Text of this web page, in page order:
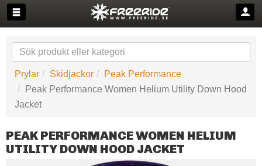
Prylar Skidjackor
Peak Performance
Peak Performance Women Helium Utility Down Hood
Jacket
PEAK PERFORMANCE WOMEN HELIUM
UTILITY DOWN HOOD JACKET